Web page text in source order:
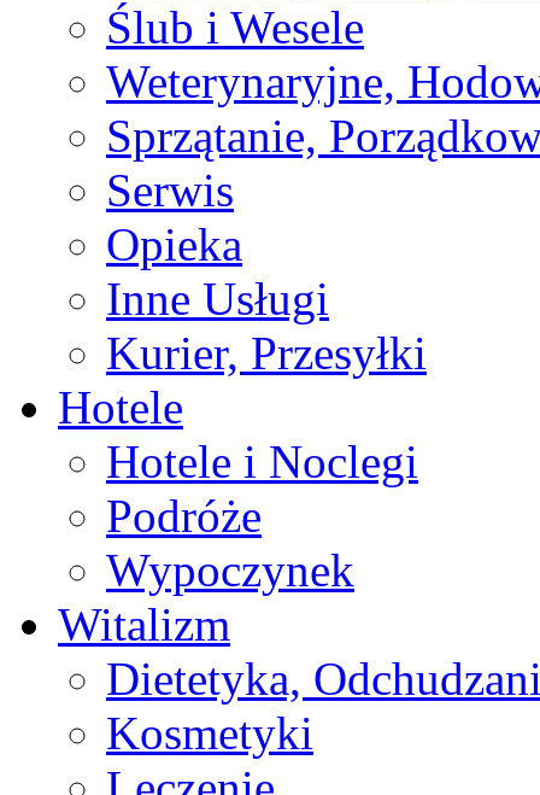
Ślub i Wesele
Weterynaryjne,
Sprzątanie,
Serwis
Opieka
Inne Usługi
Kurier, Przesyłki
Hotele
Hotele i Noclegi
Podróże
Wypoczynek
Witalizm
Dietetyka,
Kosmetyki